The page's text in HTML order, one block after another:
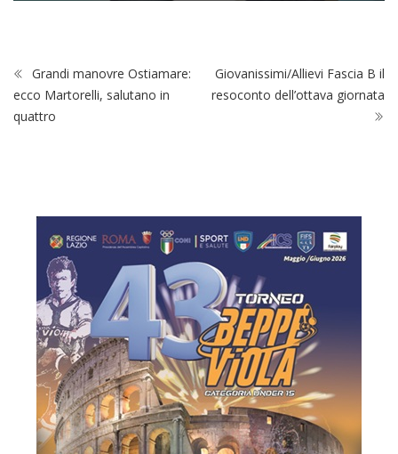
Grandi manovre Ostiamare:
ecco Martorelli, salutano in
quattro
Giovanissimi/Allievi Fascia B il
resoconto dell’ottava giornata